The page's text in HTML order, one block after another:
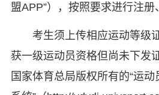
盟APP”），按照要求进行注册
考生须上传相应运动等级
获一级运动员资格但尚未下发
国家体育总局版权所有的“运